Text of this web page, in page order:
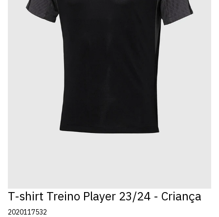
T-shirt Treino Player 23/24 - Criança
2020117532